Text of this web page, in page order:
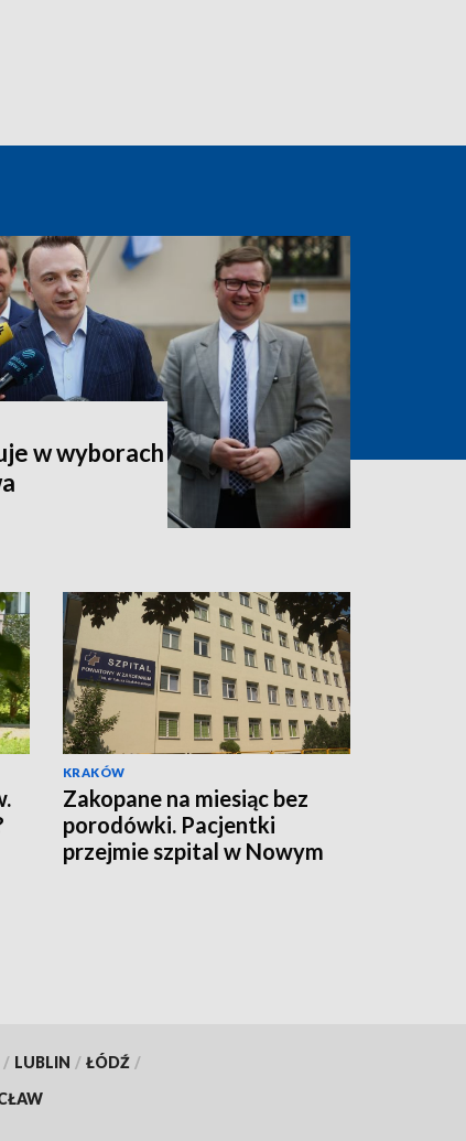
w wyborach
KRAKÓW
Zakopane na miesiąc bez
porodówki. Pacjentki
przejmie szpital w Nowym
/ LUBLIN / ŁÓDŹ /